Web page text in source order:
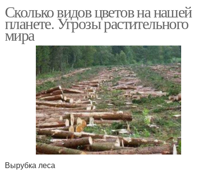
Сколько видов цветов на нашей
планете. Угрозы растительного
мира
Вырубка леса